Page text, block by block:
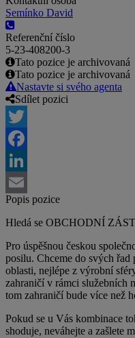
Semínko David
Referenční číslo
5-23-408200-3
Tato pozice je archivovaná
Tato pozice je archivovaná
Nastavte si svého agenta
Sdílet pozici
Twitter
Facebook
LinkedIn
Email
Popis pozice
Hledá se OBCHODNÍ
Pro úspěšnou českou
posilu. Chceme do svých
oblasti, nejlépe z výrobní
zahraničí v rámci služebních
tom zahraničí bude více než
Pokud se u Vás kombinace
shoduje, neváhejte a zašlete